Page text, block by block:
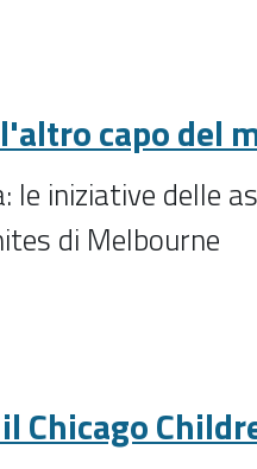
capo del
le iniziative delle
di Melbourne
Chicago